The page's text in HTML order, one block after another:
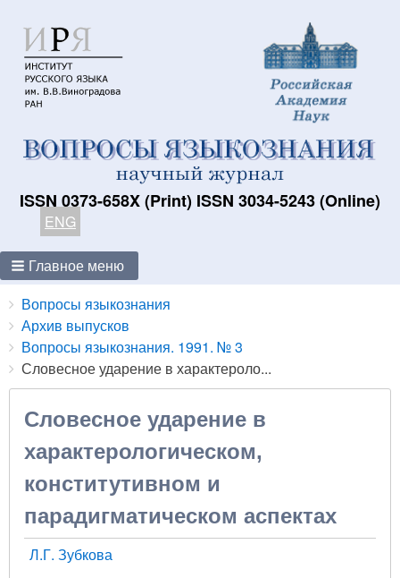
ISSN 0373-658X (Print) ISSN 3034-5243 (Online)
ENG
Главное меню
Breadcrumbs
You
are
here:
Вопросы языкознания
Архив выпусков
Вопросы языкознания. 1991. № 3
Словесное ударение в характероло...
Словесное ударение в
характерологическом,
конститутивном и
парадигматическом аспектах
Л.Г. Зубкова